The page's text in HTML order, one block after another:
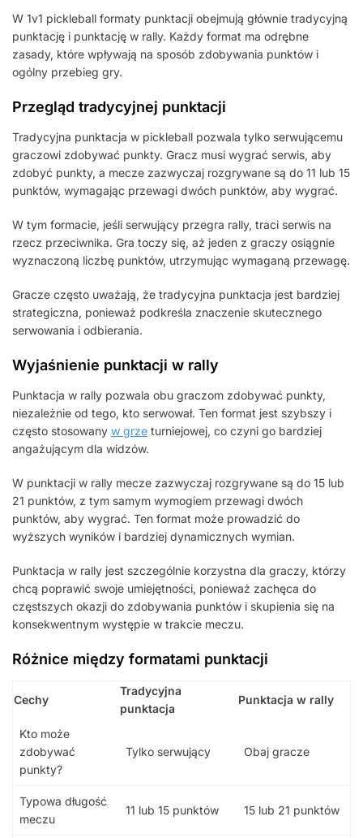
W 1v1 pickleball formaty punktacji obejmują głównie tradycyjną
punktację i punktację w rally. Każdy format ma odrębne
zasady, które wpływają na sposób zdobywania punktów i
ogólny przebieg gry.
Przegląd tradycyjnej punktacji
Tradycyjna punktacja w pickleball pozwala tylko serwującemu
graczowi zdobywać punkty. Gracz musi wygrać serwis, aby
zdobyć punkty, a mecze zazwyczaj rozgrywane są do 11 lub 15
punktów, wymagając przewagi dwóch punktów, aby wygrać.
W tym formacie, jeśli serwujący przegra rally, traci serwis na
rzecz przeciwnika. Gra toczy się, aż jeden z graczy osiągnie
wyznaczoną liczbę punktów, utrzymując wymaganą przewagę.
Gracze często uważają, że tradycyjna punktacja jest bardziej
strategiczna, ponieważ podkreśla znaczenie skutecznego
serwowania i odbierania.
Wyjaśnienie punktacji w rally
Punktacja w rally pozwala obu graczom zdobywać punkty,
niezależnie od tego, kto serwował. Ten format jest szybszy i
często stosowany w grze turniejowej, co czyni go bardziej
angażującym dla widzów.
W punktacji w rally mecze zazwyczaj rozgrywane są do 15 lub
21 punktów, z tym samym wymogiem przewagi dwóch
punktów, aby wygrać. Ten format może prowadzić do
wyższych wyników i bardziej dynamicznych wymian.
Punktacja w rally jest szczególnie korzystna dla graczy, którzy
chcą poprawić swoje umiejętności, ponieważ zachęca do
częstszych okazji do zdobywania punktów i skupienia się na
konsekwentnym występie w trakcie meczu.
Różnice między formatami punktacji
Cechy
Tradycyjna
punktacja
Punktacja w rally
Kto może
zdobywać
punkty?
Tylko serwujący Obaj gracze
Typowa długość
meczu
11 lub 15 punktów 15 lub 21 punktów